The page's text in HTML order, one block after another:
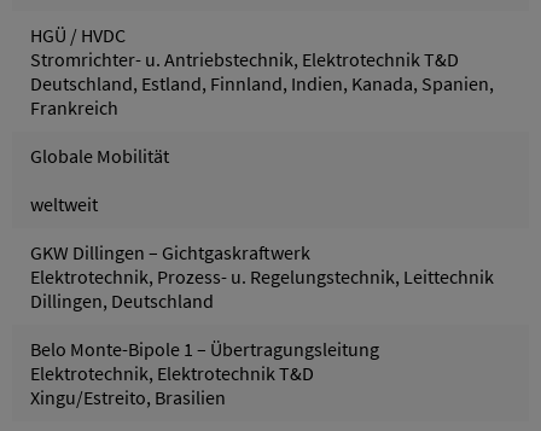
HGÜ / HVDC
Stromrichter- u. Antriebstechnik, Elektrotechnik T&D
Deutschland, Estland, Finnland, Indien, Kanada, Spanien,
Frankreich
Globale Mobilität
weltweit
GKW Dillingen – Gichtgaskraftwerk
Elektrotechnik, Prozess- u. Regelungstechnik, Leittechnik
Dillingen, Deutschland
Belo Monte-Bipole 1 – Übertragungsleitung
Elektrotechnik, Elektrotechnik T&D
Xingu/Estreito, Brasilien